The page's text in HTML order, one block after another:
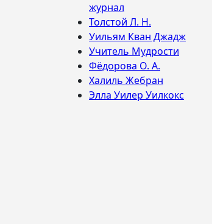
журнал
Толстой Л. Н.
Уильям Кван Джадж
Учитель Мудрости
Фёдорова О. А.
Халиль Жебран
Элла Уилер Уилкокс